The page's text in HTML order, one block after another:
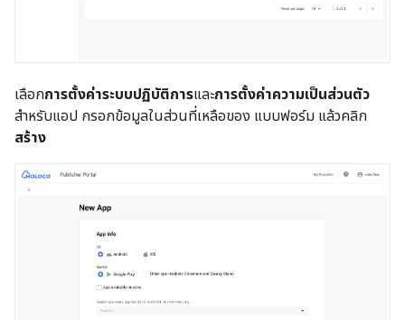
เลือกการตั้งค่าระบบปฏิบัติการและการตั้งค่าความเป็นส่วนตัว
สำหรับแอป กรอกข้อมูลในส่วนที่เหลือของ แบบฟอร์ม แล้วคลิก
สร้าง